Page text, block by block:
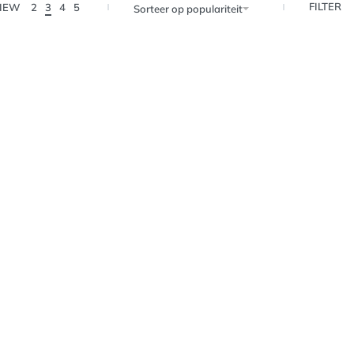
2 3 4 5 Sorteer op populariteit FILTER